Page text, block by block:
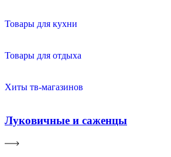
Товары для кухни
Товары для отдыха
Хиты тв-магазинов
Луковичные и саженцы